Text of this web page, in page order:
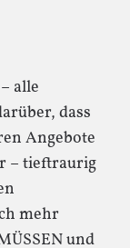
alle
dass
Angebote
– tieftraurig
mehr
und